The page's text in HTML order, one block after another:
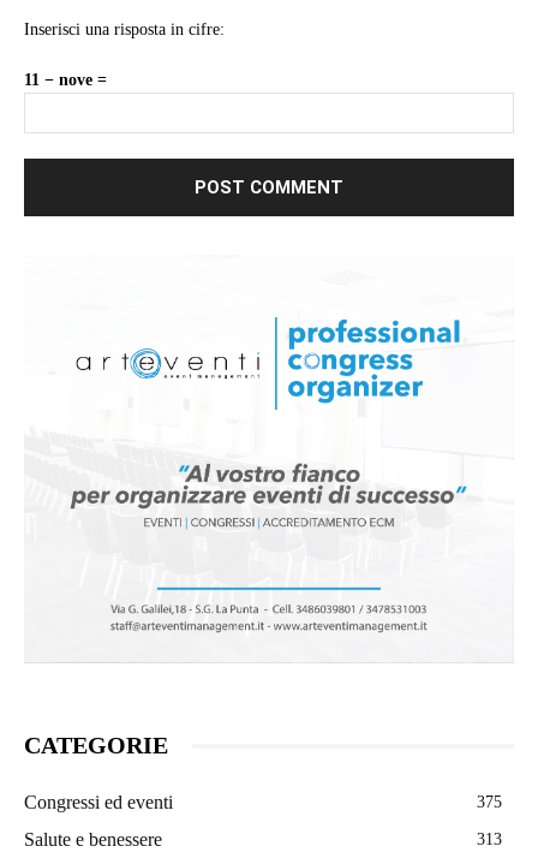
Inserisci una risposta in cifre:
11 − nove =
CATEGORIE
Congressi ed eventi 375
Salute e benessere 313